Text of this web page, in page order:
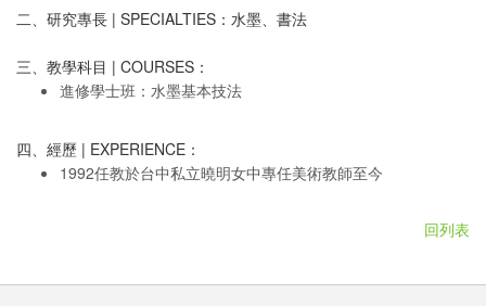
二、研究專長 | SPECIALTIES：水墨、書法
三、教學科目 | COURSES：
進修學士班：水墨基本技法
四、經歷 | EXPERIENCE：
1992任教於台中私立曉明女中專任美術教師至今
回列表